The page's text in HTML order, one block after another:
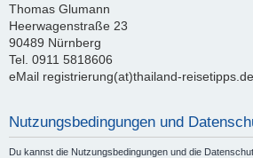
Thomas Glumann
Heerwagenstraße 23
90489 Nürnberg
Tel. 0911 5818606
eMail registrierung(at)thailand-reisetipps.de
Nutzungsbedingungen und
Du kannst die Nutzungsbedingungen und die